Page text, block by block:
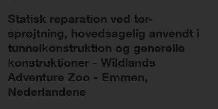
Statisk reparation ved tør-
sprøjtning, hovedsagelig anvendt i
tunnelkonstruktion og generelle
konstruktioner - Wildlands
Adventure Zoo - Emmen,
Nederlandene